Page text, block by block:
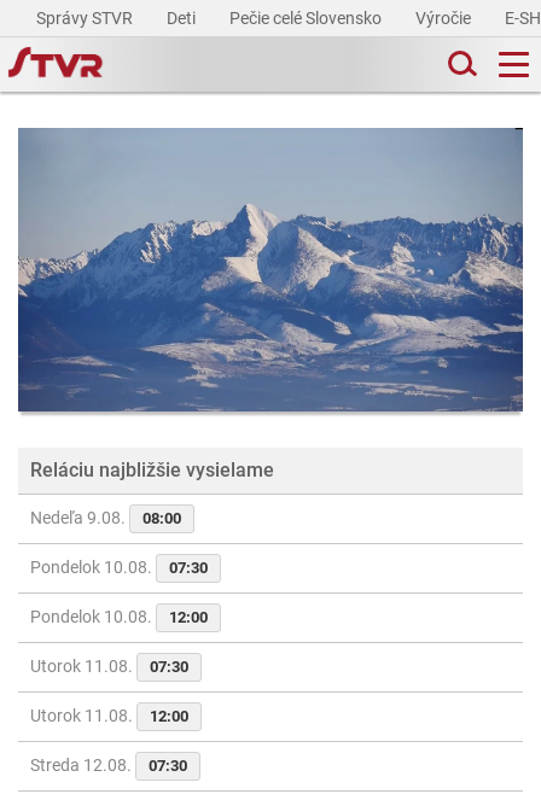
Správy STVR Deti Pečie celé Slovensko Výročie E-
Reláciu najbližšie vysielame
Nedeľa 9.08. 08:00
Pondelok 10.08. 07:30
Pondelok 10.08. 12:00
Utorok 11.08. 07:30
Utorok 11.08. 12:00
Streda 12.08. 07:30